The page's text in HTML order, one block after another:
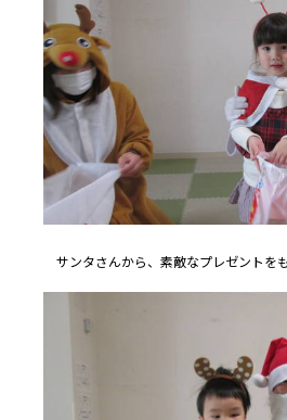
サンタさんから、素敵なプレゼントを